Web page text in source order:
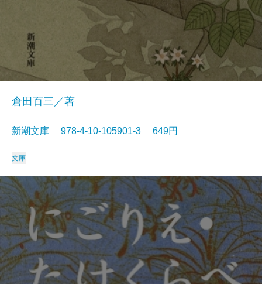
倉田百三／著
新潮文庫 978-4-10-105901-3 649円
文庫